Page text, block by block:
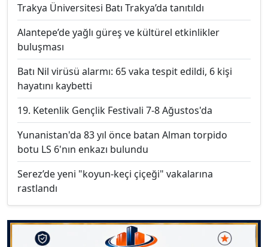
Trakya Üniversitesi Batı Trakya’da tanıtıldı
Alantepe’de yağlı güreş ve kültürel etkinlikler
buluşması
Batı Nil virüsü alarmı: 65 vaka tespit edildi, 6 kişi
hayatını kaybetti
19. Ketenlik Gençlik Festivali 7-8 Ağustos'da
Yunanistan'da 83 yıl önce batan Alman torpido
botu LS 6'nın enkazı bulundu
Serez’de yeni "koyun-keçi çiçeği" vakalarına
rastlandı